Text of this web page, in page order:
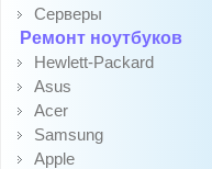
Серверы
Ремонт ноутбуков
Hewlett-Packard
Asus
Acer
Samsung
Apple